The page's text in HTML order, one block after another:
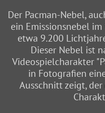
Der Pacman-Nebel,
ein Emissionsnebel
etwa 9.200
Dieser Nebel ist
Videospielcharakter
in Fotografien
Ausschnitt zeigt,